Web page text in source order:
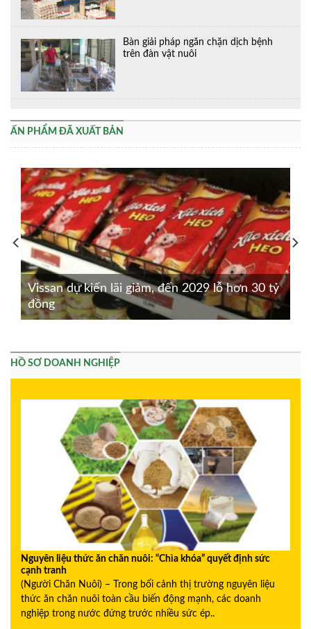
Bàn giải pháp ngăn chặn dịch bệnh
trên đàn vật nuôi
ẤN PHẨM ĐÃ XUẤT BẢN
Vissan dự kiến lãi giảm, đến 2029 lỗ hơn 30 tỷ
đồng
HỒ SƠ DOANH NGHIỆP
Nguyên liệu thức ăn chăn nuôi: “Chìa khóa” quyết định sức
cạnh tranh
(Người Chăn Nuôi) – Trong bối cảnh thị trường nguyên liệu
thức ăn chăn nuôi toàn cầu biến động mạnh, các doanh
nghiệp trong nước đứng trước nhiều sức ép..